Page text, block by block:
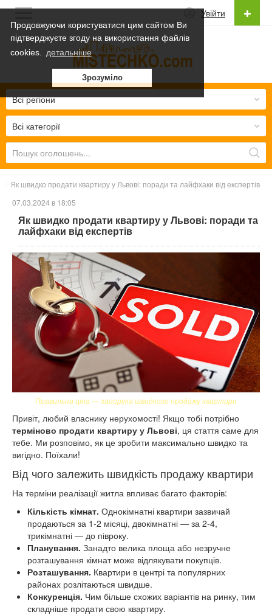
Продовжуючи користуватися цим сайтом Ви
підтверджуєте згоду на використання файлів
cookies.
детальніше
Зрозуміло
Увійти
Українська
Українська
Русский
Всі категорії
Всі регіони
Як швидко продати квартиру у Львові: поради та лайфхаки від експертів
07.03.2024 в 18:05
Як швидко продати квартиру у Львові: поради та
лайфхаки від експертів
Правильна ціна — запорука швидкого продажу квартири
Привіт, любий власнику нерухомості! Якщо тобі потрібно
терміново продати квартиру у Львові, ця стаття саме для
тебе. Ми розповімо, як це зробити максимально швидко та
вигідно. Поїхали!
Від чого залежить швидкість продажу квартири
На терміни реалізації житла впливає багато факторів:
Кількість кімнат. Однокімнатні квартири зазвичай
продаються за 1-2 місяці, двокімнатні — за 2-4,
трикімнатні — до півроку.
Планування. Занадто велика площа або незручне
розташування кімнат може відлякувати покупців.
Розташування. Квартири в центрі та популярних
районах розлітаються швидше.
Конкуренція. Чим більше схожих варіантів на ринку, тим
складніше продати свою квартиру.